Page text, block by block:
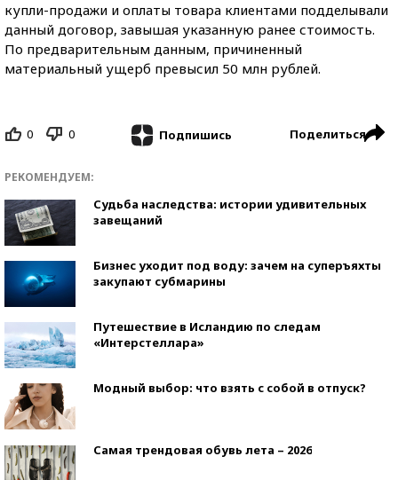
купли-продажи и оплаты товара клиентами подделывали
данный договор, завышая указанную ранее стоимость.
По предварительным данным, причиненный
материальный ущерб превысил 50 млн рублей.
0 0 Подпишись Поделиться
РЕКОМЕНДУЕМ:
Судьба наследства: истории удивительных
завещаний
Бизнес уходит под воду: зачем на суперъяхты
закупают субмарины
Путешествие в Исландию по следам
«Интерстеллара»
Модный выбор: что взять с собой в отпуск?
Самая трендовая обувь лета – 2026